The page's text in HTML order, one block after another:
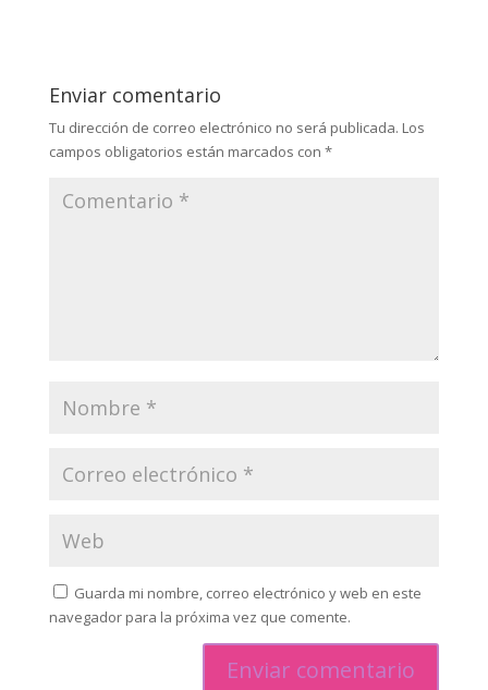
Enviar comentario
Tu dirección de correo electrónico no será publicada. Los
campos obligatorios están marcados con *
Guarda mi nombre, correo electrónico y web en este
navegador para la próxima vez que comente.